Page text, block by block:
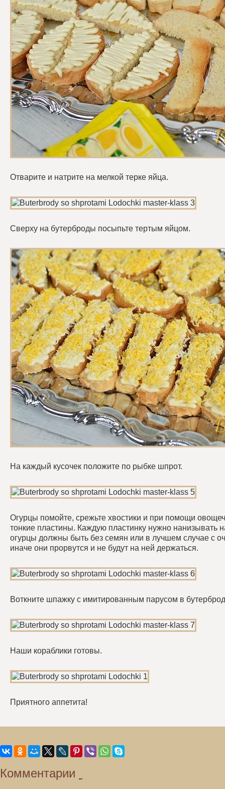
Отварите и натрите на мелкой терке яйца.
Сверху на бутерброды посыпьте тертым яйцом.
На каждый кусочек положите по рыбке шпрот.
Огурцы помойте, срежьте хвостики и при помощи
тонкие пластины. Каждую пластинку нужно нанизывать
огурцы должны быть без семян или в лучшем случае с
иначе они прорвутся и не будут на ней держаться.
Воткните шпажку с имитированным парусом в
Наши кораблики готовы.
Приятного аппетита!
Комментарии